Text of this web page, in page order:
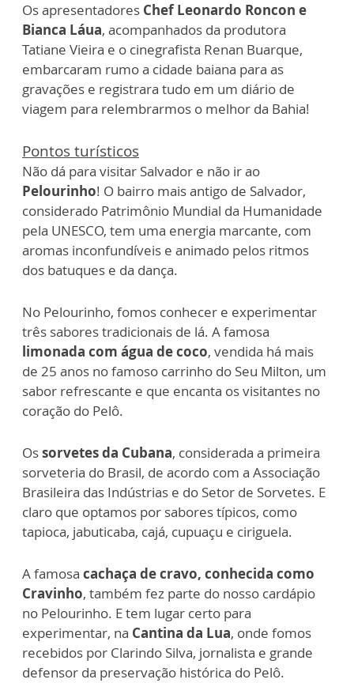
Os apresentadores Chef Leonardo Roncon e
Bianca Láua, acompanhados da produtora
Tatiane Vieira e o cinegrafista Renan Buarque,
embarcaram rumo a cidade baiana para as
gravações e registrara tudo em um diário de
viagem para relembrarmos o melhor da Bahia!
Pontos turísticos
Não dá para visitar Salvador e não ir ao
Pelourinho! O bairro mais antigo de Salvador,
considerado Patrimônio Mundial da Humanidade
pela UNESCO, tem uma energia marcante, com
aromas inconfundíveis e animado pelos ritmos
dos batuques e da dança.
No Pelourinho, fomos conhecer e experimentar
três sabores tradicionais de lá. A famosa
limonada com água de coco, vendida há mais
de 25 anos no famoso carrinho do Seu Milton, um
sabor refrescante e que encanta os visitantes no
coração do Pelô.
Ossorvetes da Cubana, considerada a primeira
sorveteria do Brasil, de acordo com a Associação
Brasileira das Indústrias e do Setor de Sorvetes. E
claro que optamos por sabores típicos, como
tapioca, jabuticaba, cajá, cupuaçu e ciriguela.
A famosa cachaça de cravo, conhecida como
Cravinho, também fez parte do nosso cardápio
no Pelourinho. E tem lugar certo para
experimentar, na Cantina da Lua, onde fomos
recebidos por Clarindo Silva, jornalista e grande
defensor da preservação histórica do Pelô.